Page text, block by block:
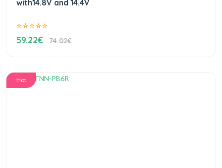
with14.8V and 14.4V
59.22€ 74.02€
Hot